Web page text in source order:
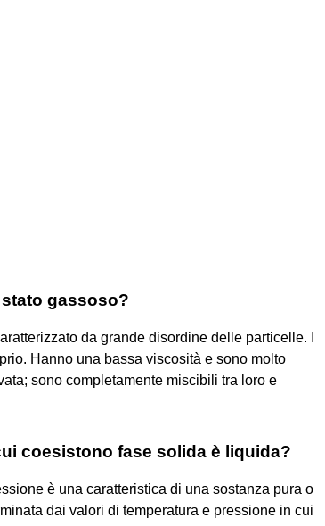
gassoso?
da grande disordine delle particelle. I
Hanno una bassa viscosità e sono molto
sono completamente miscibili tra loro e
coesistono fase solida è liquida?
è una caratteristica di una sostanza pura o
dai valori di temperatura e pressione in cui